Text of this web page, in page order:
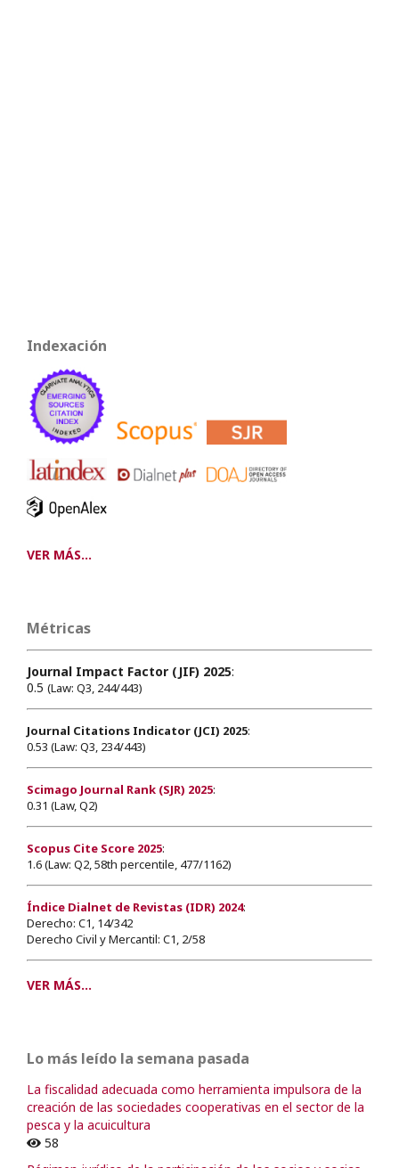
Indexación
VER MÁS...
Métricas
Journal Impact Factor (JIF) 2025:
0.5 (Law: Q3, 244/443)
Journal Citations Indicator (JCI) 2025:
0.53 (Law: Q3, 234/443)
Scimago Journal Rank (SJR) 2025:
0.31 (Law, Q2)
Scopus Cite Score 2025:
1.6 (Law: Q2, 58th percentile, 477/1162)
Índice Dialnet de Revistas (IDR) 2024:
Derecho: C1, 14/342
Derecho Civil y Mercantil: C1, 2/58
VER MÁS...
Lo más leído la semana pasada
La fiscalidad adecuada como herramienta impulsora de la
creación de las sociedades cooperativas en el sector de la
pesca y la acuicultura
58